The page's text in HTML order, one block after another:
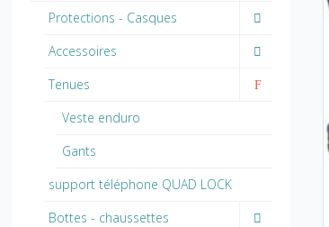
Protections - Casques
Accessoires
Tenues
Veste enduro
Gants
support téléphone QUAD LOCK
Bottes - chaussettes